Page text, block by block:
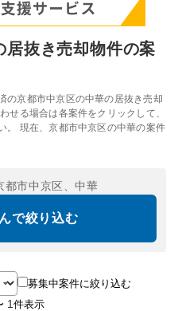
居抜き売却物件の案
の京都市中京区の中華の居抜き売却
せる場合は各案件をクリックして、
。 現在、京都市中京区の中華の案件
都市中京区、中華
で絞り込む
募集中案件に絞り込む
1 件表示